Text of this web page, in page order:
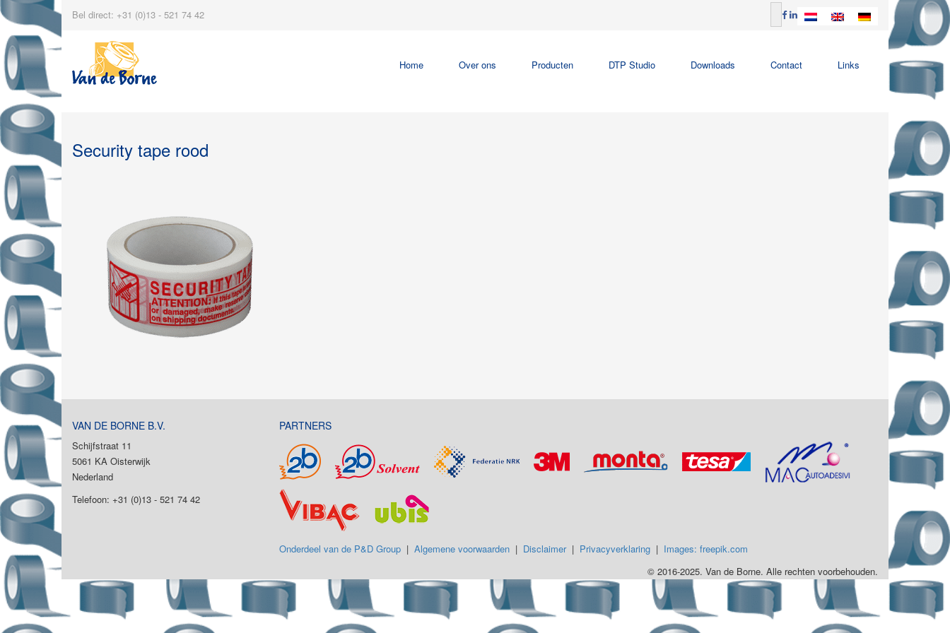
Bel direct: +31 (0)13 - 521 74 42
Home Over ons Producten DTP Studio Downloads Contact Links
Security tape rood
VAN DE BORNE B.V.
Schijfstraat 11
5061 KA Oisterwijk
Nederland
Telefoon: +31 (0)13 - 521 74 42
PARTNERS
Onderdeel van de P&D Group| Algemene voorwaarden| Disclaimer| Privacyverklaring| Images: freepik.com
© 2016-2025. Van de Borne. Alle rechten voorbehouden.